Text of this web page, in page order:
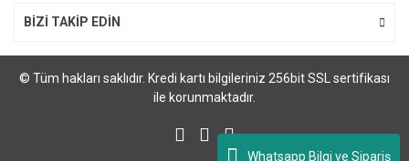
Whatsapp Bilgi ve Sipariş
BİZİ TAKİP EDİN
© Tüm hakları saklıdır. Kredi kartı bilgileriniz 256bit SSL sertifikası
ile korunmaktadır.